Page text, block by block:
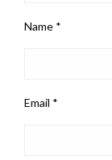
Name *
Email *